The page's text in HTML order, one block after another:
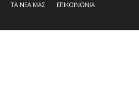
ΤΑ ΝΕΑ ΜΑΣ ΕΠΙΚΟΙΝΩΝΙΑ